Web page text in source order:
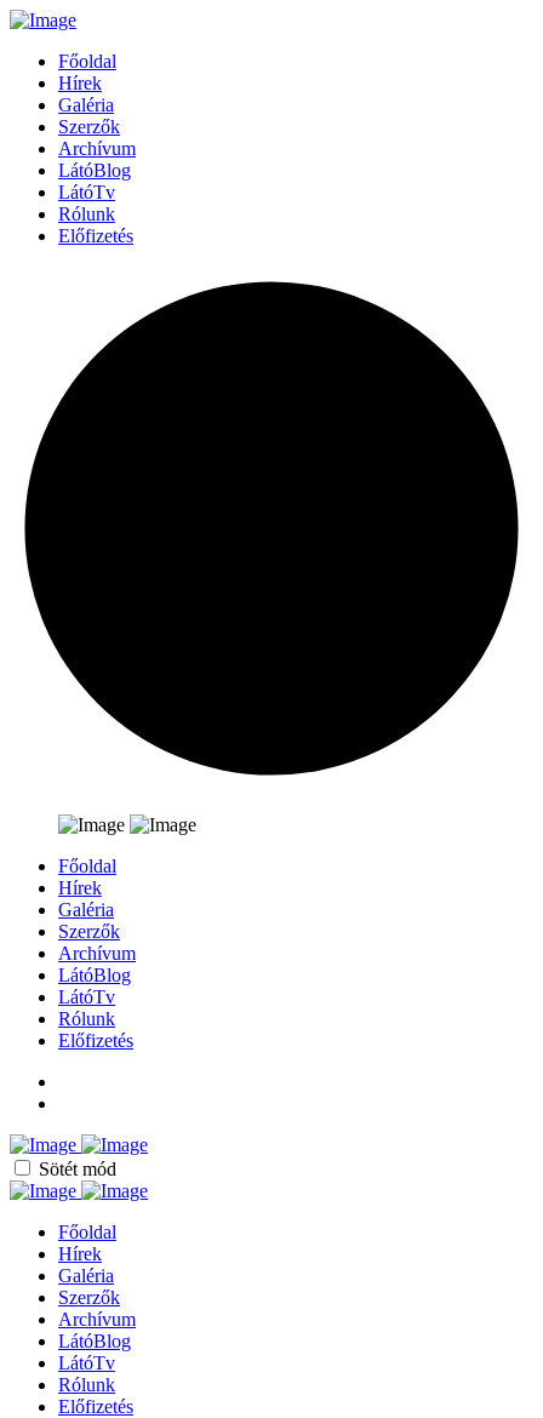
Főoldal
Hírek
Galéria
Szerzők
Archívum
LátóBlog
LátóTv
Rólunk
Előfizetés
Főoldal
Hírek
Galéria
Szerzők
Archívum
LátóBlog
LátóTv
Rólunk
Előfizetés
Sötét mód
Főoldal
Hírek
Galéria
Szerzők
Archívum
LátóBlog
LátóTv
Rólunk
Előfizetés